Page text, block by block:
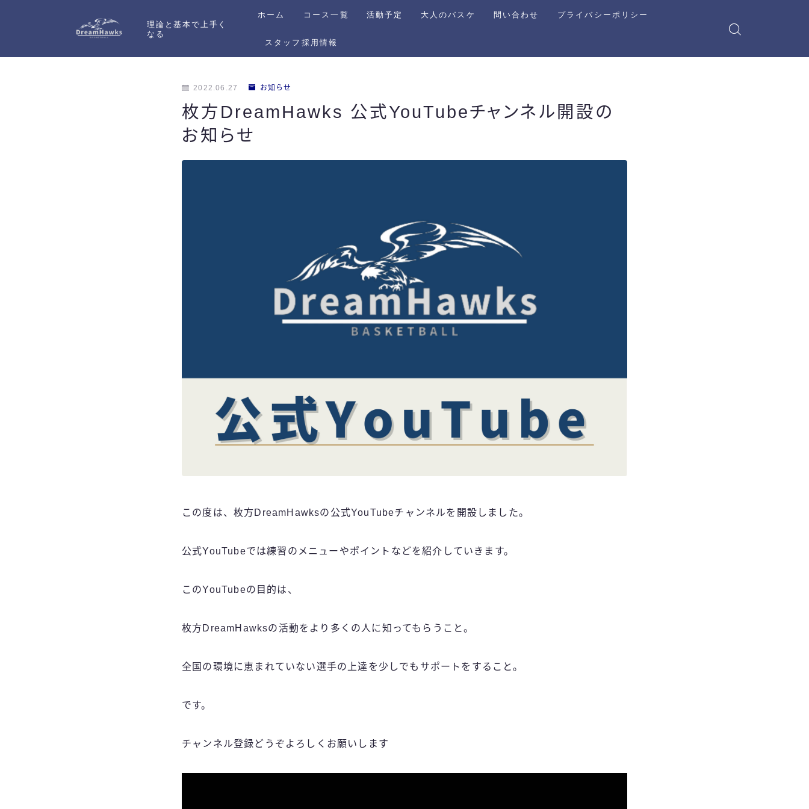
理論と基本で上手く
なる
ホーム コース一覧
スキルコース
DreamHawksオンライン
活動予定 大人のバスケ 問い合わせ プライバシーポリシー
スタッフ採用情報
2022.06.27 お知らせ
枚方DreamHawks 公式YouTubeチャンネル開設の
お知らせ
この度は、枚方DreamHawksの公式YouTubeチャンネルを開設しました。
公式YouTubeでは練習のメニューやポイントなどを紹介していきます。
このYouTubeの目的は、
枚方DreamHawksの活動をより多くの人に知ってもらうこと。
全国の環境に恵まれていない選手の上達を少しでもサポートをすること。
です。
チャンネル登録どうぞよろしくお願いします